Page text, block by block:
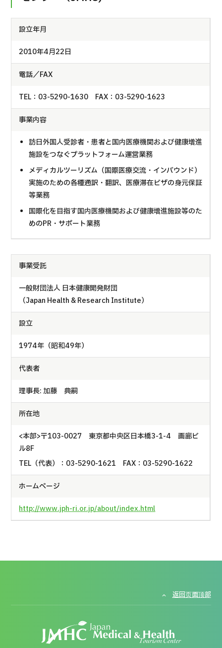
設立年月
2010年4月22日
電話／FAX
TEL：03-5290-1630 FAX：03-5290-1623
事業内容
訪日外国人受診者・患者と国内医療機関および健康増進
施設をつなぐプラットフォーム運営業務
メディカルツーリズム（国際医療交流・インバウンド）
実施のための各種通訳・翻訳、医療滞在ビザの身元保証
等業務
国際化を目指す国内医療機関および健康増進施設等のた
めのPR・サポート業務
事業受託
一般財団法人 日本健康開発財団
（Japan Health & Research Institute）
設立
1974年（昭和49年）
代表者
理事長: 加藤 典嗣
所在地
<本部>〒103-0027 東京都中央区日本橋3-1-4 画廊ビ
ル8F
TEL（代表）：03-5290-1621 FAX：03-5290-1622
ホームページ
http://www.jph-ri.or.jp/about/index.html
返回页面顶部